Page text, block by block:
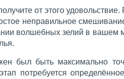
от этого
неправильное
волшебных зелий в
был быть максимально
потребуется